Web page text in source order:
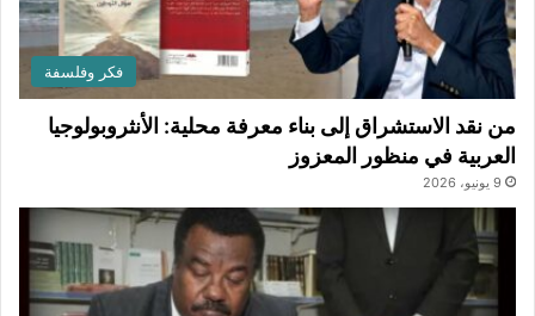
فكر وفلسفة
من نقد الاستشراق إلى بناء معرفة محلية: الأنثروبولوجيا
العربية في منظور المعزوز
9 يونيو، 2026